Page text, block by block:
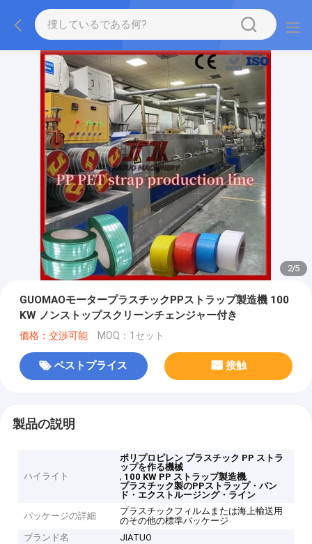
2/5
GUOMAOモータープラスチックPPストラップ製造機 100
KW ノンストップスクリーンチェンジャー付き
価格：交渉可能 MOQ：1セット
ベストプライス 接触
製品の説明
ハイライト
ポリプロピレン プラスチック PP ストラ
ップを作る機械
, 100 KW PP ストラップ製造機,
プラスチック製のPPストラップ・バン
ド・エクストルージング・ライン
パッケージの詳細
プラスチックフィルムまたは海上輸送用
のその他の標準パッケージ
ブランド名
JIATUO